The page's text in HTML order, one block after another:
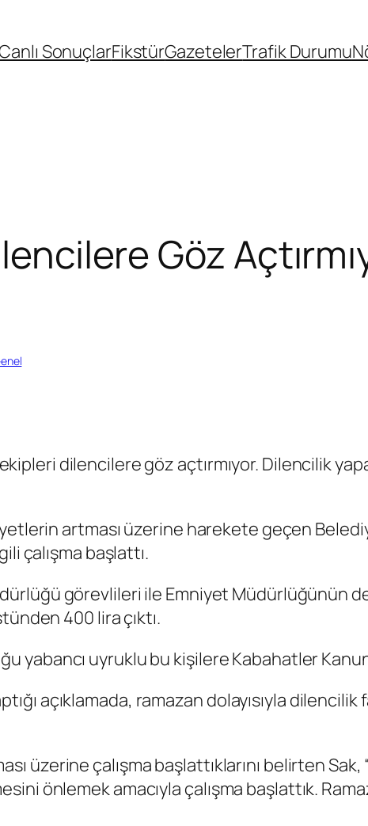
SonuçlarFikstürGazetelerTrafik Durumu
Göz
dilencilere göz açtırmıyor. Dilencilik
artması üzerine harekete geçen
çalışma başlattı.
görevlileri ile Emniyet Müdürlüğünün
400 lira çıktı.
yabancı uyruklu bu kişilere Kabahatler
açıklamada, ramazan dolayısıyla
üzerine çalışma başlattıklarını belirten Sak,
önlemek amacıyla çalışma başlattık.